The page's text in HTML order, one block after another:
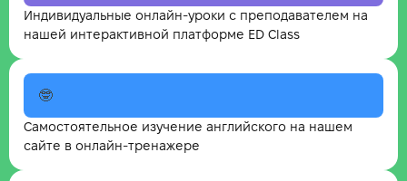
Индивидуальные онлайн-уроки с преподавателем на
нашей интерактивной платформе ED Class
🤓
Самостоятельное изучение английского на нашем
сайте в онлайн-тренажере